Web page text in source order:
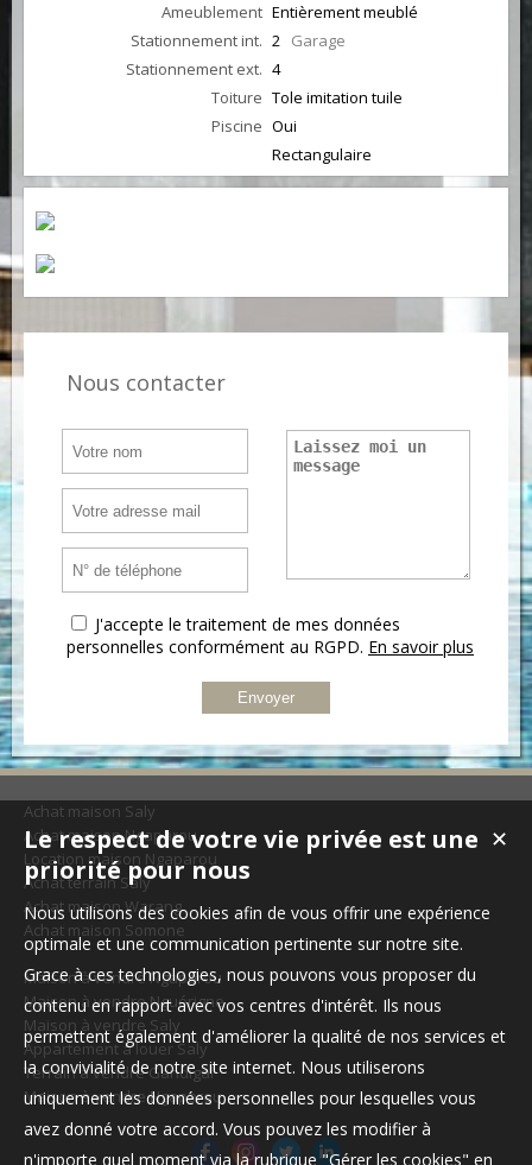
Ameublement Entièrement meublé
Stationnement int. 2 Garage
Stationnement ext. 4
Toiture Tole imitation tuile
Piscine Oui
Rectangulaire
Nous contacter
J'accepte le traitement de mes données
personnelles conformément au RGPD. En savoir plus
Achat maison Saly
Achat maison Ngaparou
Location maison Ngaparou
Achat terrain Saly
Achat maison Warang
Achat maison Somone
Maison à vendre Ngaparou
Maison à vendre Nguérigne
Maison à vendre Saly
Appartement à louer Saly
Terrain à vendre Gandigal
Maison à vendre Ngaparou
✕
Le respect de votre vie privée est une
priorité pour nous
Nous utilisons des cookies afin de vous offrir une expérience
optimale et une communication pertinente sur notre site.
Grace à ces technologies, nous pouvons vous proposer du
contenu en rapport avec vos centres d'intérêt. Ils nous
permettent également d'améliorer la qualité de nos services et
la convivialité de notre site internet. Nous utiliserons
uniquement les données personnelles pour lesquelles vous
avez donné votre accord. Vous pouvez les modifier à
n'importe quel moment via la rubrique "Gérer les cookies" en